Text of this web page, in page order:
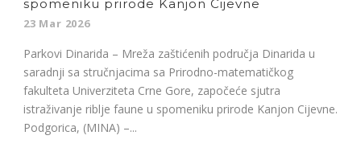
spomeniku prirode Kanjon Cijevne
23 Mar 2026
Parkovi Dinarida – Mreža zaštićenih područja Dinarida u
saradnji sa stručnjacima sa Prirodno-matematičkog
fakulteta Univerziteta Crne Gore, započeće sjutra
istraživanje riblje faune u spomeniku prirode Kanjon Cijevne.
Podgorica, (MINA) –...